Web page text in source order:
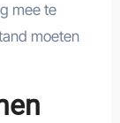
mee te
moeten